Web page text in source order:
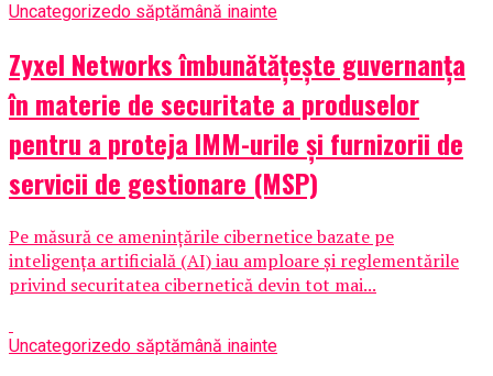
Uncategorizedo săptămână inainte
Zyxel Networks îmbunătățește guvernanța
în materie de securitate a produselor
pentru a proteja IMM-urile și furnizorii de
servicii de gestionare (MSP)
Pe măsură ce amenințările cibernetice bazate pe
inteligența artificială (AI) iau amploare și reglementările
privind securitatea cibernetică devin tot mai...
Uncategorizedo săptămână inainte